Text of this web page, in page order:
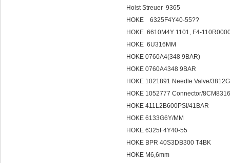
Hoist Streuer 9365
HOKE 6325F4Y40-55??
HOKE 6610M4Y 1101, F4-
HOKE 6U316MM
HOKE 0760A4(348 9BAR)
HOKE 0760A4348 9BAR
HOKE 1021891 Needle Valve/
HOKE 1052777 Connector/
HOKE 411L2B600PSI/41BAR
HOKE 6133G6Y/MM
HOKE 6325F4Y40-55
HOKE BPR 40S3DB300 T4BK
HOKE M6,6mm